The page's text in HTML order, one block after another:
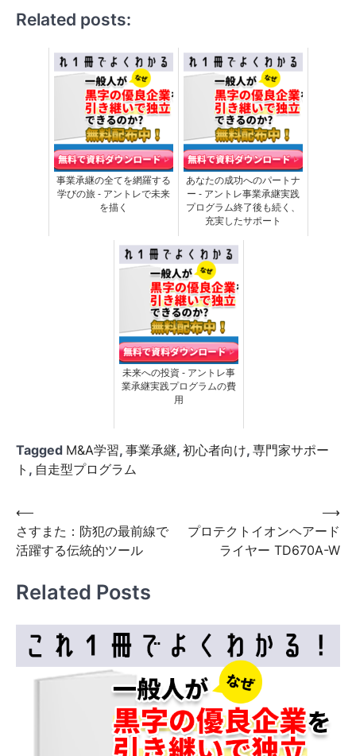
Related posts:
事業承継の全てを網羅する
学びの旅 - アントレで未来
を描く
あなたの成功へのパートナ
ー - アントレ事業承継実践
プログラム終了後も続く、
充実したサポート
未来への投資 - アントレ事
業承継実践プログラムの費
用
Tagged M&A学習, 事業承継, 初心者向け, 専門家サポー
ト , 自走型プログラム
投
稿
ビ
ー
シ
⟵
さすまた：防犯の最前線で
活躍する伝統的ツール
プロテクトイオンヘアード
ライヤー TD670A-W
⟶
Related Posts